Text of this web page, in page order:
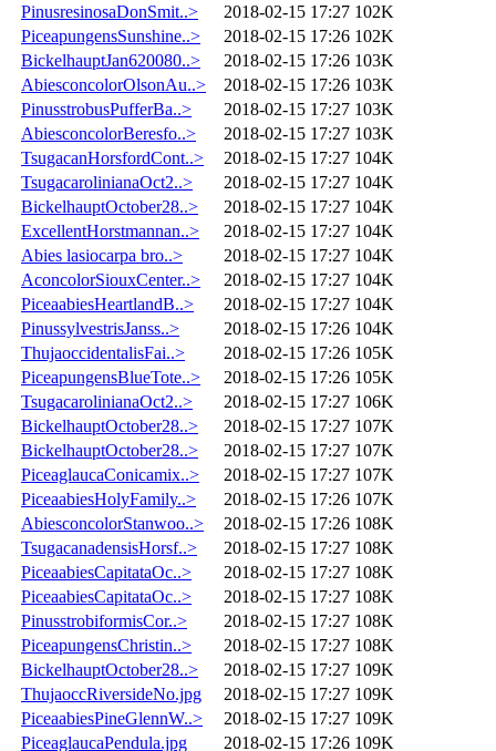
PinusresinosaDonSmit..>
2018-02-15 17:27 102K
PiceapungensSunshine..>
2018-02-15 17:26 102K
BickelhauptJan620080..>
2018-02-15 17:26 103K
AbiesconcolorOlsonAu..>
2018-02-15 17:26 103K
PinusstrobusPufferBa..>
2018-02-15 17:27 103K
AbiesconcolorBeresfo..>
2018-02-15 17:27 103K
TsugacanHorsfordCont..>
2018-02-15 17:27 104K
TsugacarolinianaOct2..>
2018-02-15 17:27 104K
BickelhauptOctober28..>
2018-02-15 17:27 104K
ExcellentHorstmannan..>
2018-02-15 17:27 104K
Abies lasiocarpa bro..>
2018-02-15 17:27 104K
AconcolorSiouxCenter..>
2018-02-15 17:27 104K
PiceaabiesHeartlandB..>
2018-02-15 17:27 104K
PinussylvestrisJanss..>
2018-02-15 17:26 104K
ThujaoccidentalisFai..>
2018-02-15 17:26 105K
PiceapungensBlueTote..>
2018-02-15 17:26 105K
TsugacarolinianaOct2..>
2018-02-15 17:27 106K
BickelhauptOctober28..>
2018-02-15 17:27 107K
BickelhauptOctober28..>
2018-02-15 17:27 107K
PiceaglaucaConicamix..>
2018-02-15 17:27 107K
PiceaabiesHolyFamily..>
2018-02-15 17:26 107K
AbiesconcolorStanwoo..>
2018-02-15 17:26 108K
TsugacanadensisHorsf..>
2018-02-15 17:27 108K
PiceaabiesCapitataOc..>
2018-02-15 17:27 108K
PiceaabiesCapitataOc..>
2018-02-15 17:27 108K
PinusstrobiformisCor..>
2018-02-15 17:27 108K
PiceapungensChristin..>
2018-02-15 17:27 108K
BickelhauptOctober28..>
2018-02-15 17:27 109K
ThujaoccRiversideNo.jpg
2018-02-15 17:27 109K
PiceaabiesPineGlennW..>
2018-02-15 17:27 109K
PiceaglaucaPendula.jpg
2018-02-15 17:26 109K